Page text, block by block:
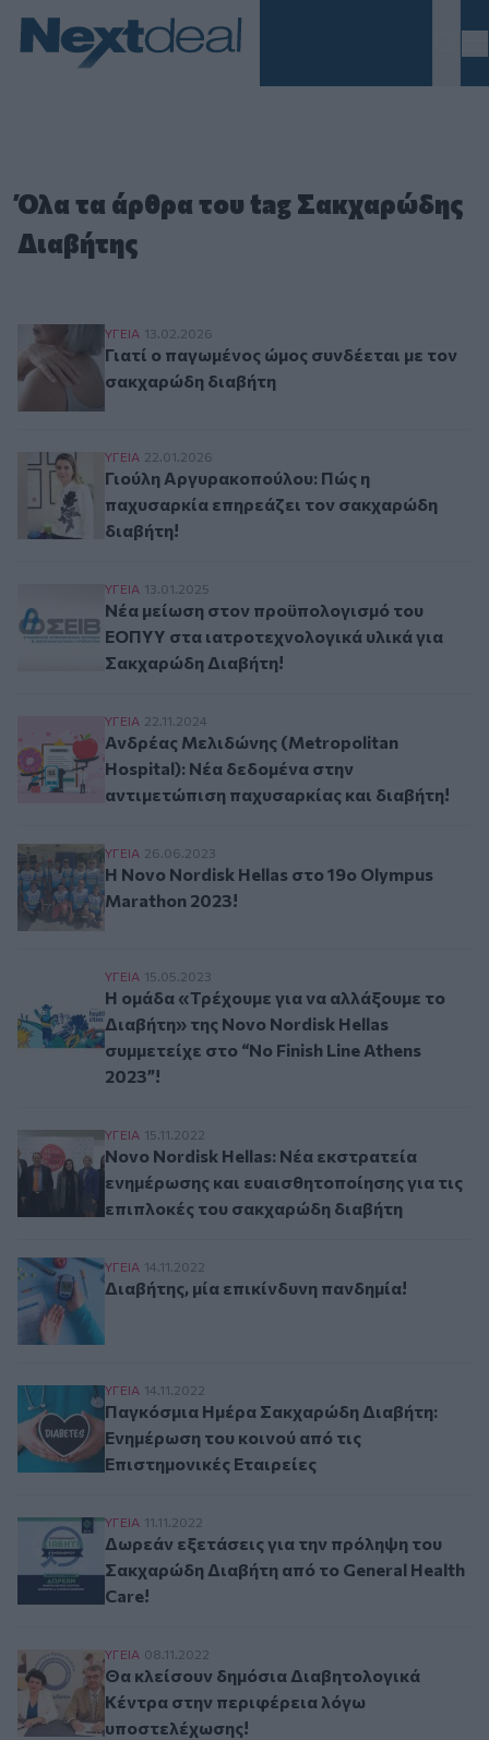
Όλα τα άρθρα του tag Σακχαρώδης
Διαβήτης
Γιατί ο παγωμένος ώμος συνδέεται με τον
ΥΓΕΙΑ 13.02.2026
Γιατί ο παγωμένος ώμος συνδέεται με τον
σακχαρώδη διαβήτη
Γιούλη Αργυρακοπούλου: Πώς η παχυσαρκία
ΥΓΕΙΑ 22.01.2026
Γιούλη Αργυρακοπούλου: Πώς η
παχυσαρκία επηρεάζει τον σακχαρώδη
διαβήτη!
Νέα μείωση στον προϋπολογισμό του ΕΟΠΥΥ
ΥΓΕΙΑ 13.01.2025
Νέα μείωση στον προϋπολογισμό του
ΕΟΠΥΥ στα ιατροτεχνολογικά υλικά για
Σακχαρώδη Διαβήτη!
Ανδρέας Μελιδώνης (Metropolitan Hospital):
ΥΓΕΙΑ 22.11.2024
Ανδρέας Μελιδώνης (Metropolitan
Hospital): Νέα δεδομένα στην
αντιμετώπιση παχυσαρκίας και διαβήτη!
Η Novo Nordisk Hellas στο 19ο Olympus
ΥΓΕΙΑ 26.06.2023
Η Novo Nordisk Hellas στο 19ο Olympus
Marathon 2023!
Η ομάδα «Τρέχουμε για να αλλάξουμε το
ΥΓΕΙΑ 15.05.2023
Η ομάδα «Τρέχουμε για να αλλάξουμε το
Διαβήτη» της Novo Nordisk Hellas
συμμετείχε στο “No Finish Line Athens
2023”!
Novo Nordisk Hellas: Νέα εκστρατεία
ΥΓΕΙΑ 15.11.2022
Novo Nordisk Hellas: Νέα εκστρατεία
ενημέρωσης και ευαισθητοποίησης για τις
επιπλοκές του σακχαρώδη διαβήτη
Διαβήτης, μία επικίνδυνη πανδημία!
ΥΓΕΙΑ 14.11.2022
Διαβήτης, μία επικίνδυνη πανδημία!
Παγκόσμια Ημέρα Σακχαρώδη Διαβήτη:
ΥΓΕΙΑ 14.11.2022
Παγκόσμια Ημέρα Σακχαρώδη Διαβήτη:
Ενημέρωση του κοινού από τις
Επιστημονικές Εταιρείες
Δωρεάν εξετάσεις για την πρόληψη του
ΥΓΕΙΑ 11.11.2022
Δωρεάν εξετάσεις για την πρόληψη του
Σακχαρώδη Διαβήτη από το General Health
Care!
Θα κλείσουν δημόσια Διαβητολογικά Κέντρα
ΥΓΕΙΑ 08.11.2022
Θα κλείσουν δημόσια Διαβητολογικά
Κέντρα στην περιφέρεια λόγω
υποστελέχωσης!